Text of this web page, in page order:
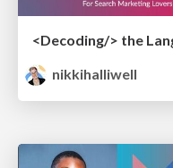
nikkihalliwell